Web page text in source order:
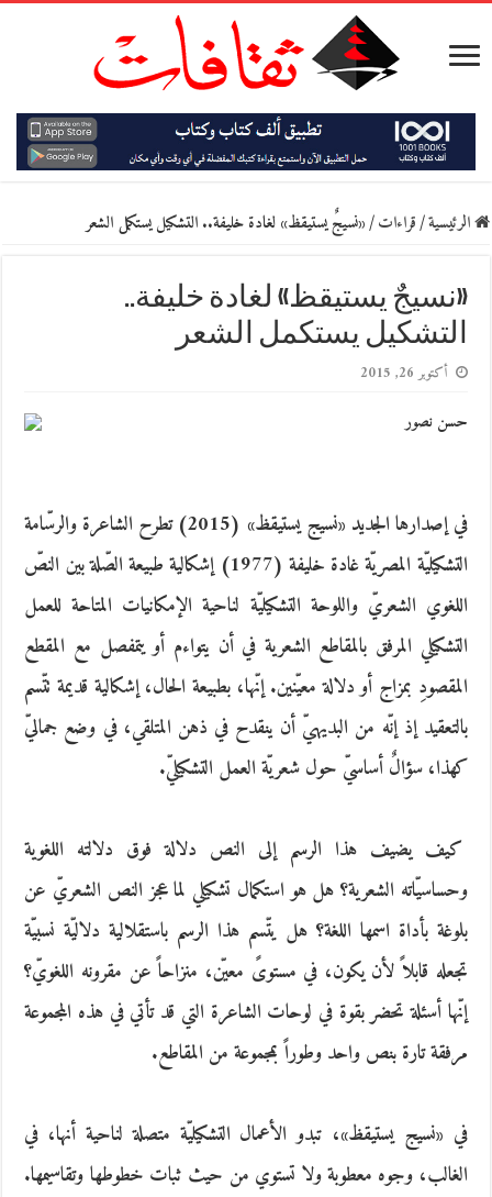
الرئيسية/قراءات/«نسيجٌ يستيقظ» لغادة خليفة.. التشكيل يستكمل الشعر
«نسيجٌ يستيقظ» لغادة خليفة..
التشكيل يستكمل الشعر
أكتوبر 26, 2015
حسن نصور
في إصدارها الجديد «نسيج يستيقظ» (2015) تطرح الشاعرة والرسّامة
التشكيليّة المصريّة غادة خليفة (1977) إشكالية طبيعة الصّلة بين النصّ
اللغوي الشعريّ واللوحة التشكيليّة لناحية الإمكانيات المتاحة للعمل
التشكيلي المرفق بالمقاطع الشعرية في أن يتواءم أو يتمفصل مع المقطع
المقصودِ بمزاج أو دلالة معيّنين. إنّها، بطبيعة الحال، إشكالية قديمة تتّسم
بالتعقيد إذ إنّه من البديهيّ أن ينقدح في ذهن المتلقي، في وضع جماليّ
كهذا، سؤالٌ أساسيّ حول شعريّة العمل التشكيليّ.
كيف يضيف هذا الرسم إلى النص دلالة فوق دلالته اللغوية
وحساسيّاته الشعرية؟ هل هو استكمال تشكيلي لما عجز النص الشعريّ عن
بلوغة بأداة اسمها اللغة؟ هل يتّسم هذا الرسم باستقلالية دلاليّة نسبيّة
تجعله قابلاً لأن يكون، في مستوىً معيّن، منزاحاً عن مقرونه اللغويّ؟
إنّها أسئلة تحضر بقوة في لوحات الشاعرة التي قد تأتي في هذه المجموعة
مرفقة تارة بنص واحد وطوراً بمجموعة من المقاطع.
في «نسيج يستيقظ»، تبدو الأعمال التشكيليّة متصلة لناحية أنها، في
الغالب، وجوه معطوبة ولا تستوي من حيث ثبات خطوطها وتقاسيمها.